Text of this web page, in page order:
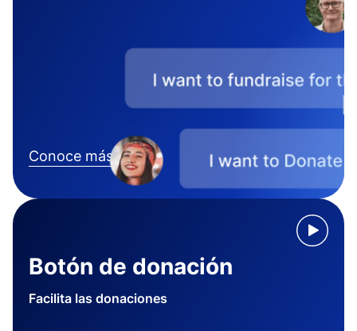
Conoce más
Botón de donación
Facilita las donaciones